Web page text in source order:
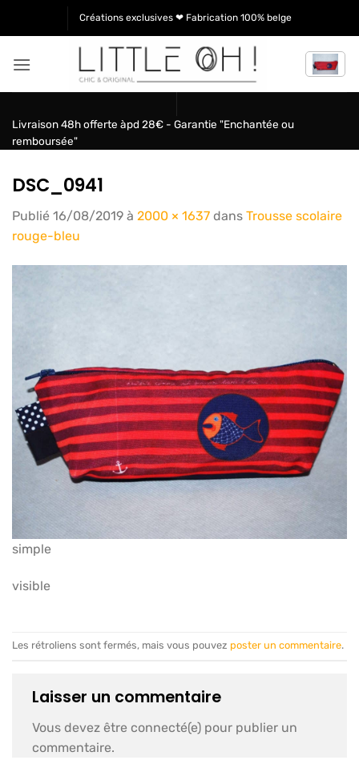
Créations exclusives ❤ Fabrication 100% belge
Livraison 48h offerte àpd 28€ - Garantie "Enchantée ou
remboursée"
DSC_0941
Publié 16/08/2019 à 2000 × 1637 dans Trousse scolaire
rouge-bleu
simple
visible
Les rétroliens sont fermés, mais vous pouvez poster un commentaire.
Laisser un commentaire
Vous devez être connecté(e) pour publier un
commentaire.